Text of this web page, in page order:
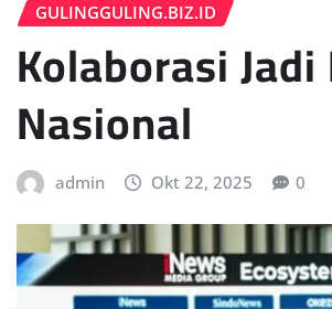
GULINGGULING.BIZ.ID
Kolaborasi
Nasional
admin Okt 22, 2025 0